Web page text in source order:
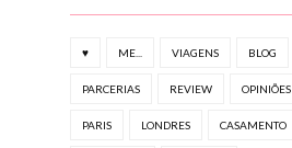
♥ ME... VIAGENS BLOG
PARCERIAS REVIEW OPINIÕES
PARIS LONDRES CASAMENTO